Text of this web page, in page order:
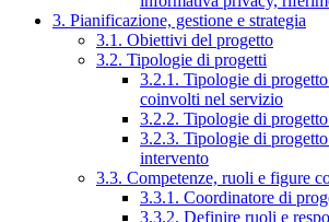
3. Pianificazione, gestione e strategia
3.1. Obiettivi del progetto
3.2. Tipologie di progetti
3.2.1. Tipologie di
coinvolti nel servizio
3.2.2. Tipologie di
3.2.3. Tipologie di
intervento
3.3. Competenze, ruoli e figure
3.3.1. Coordinatore di
3.3.2. Definire ruoli e